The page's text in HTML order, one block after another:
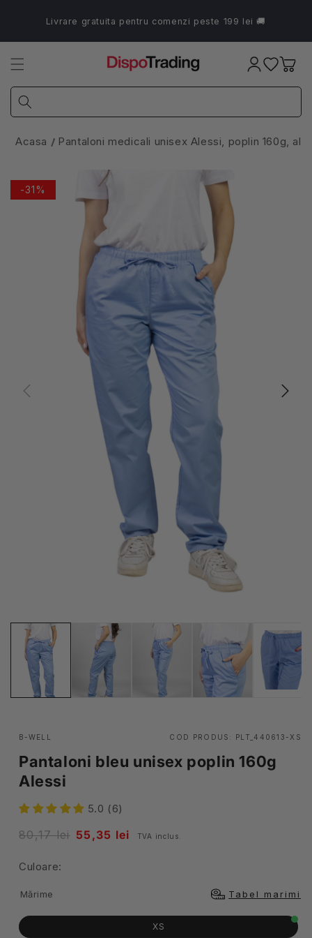
conținutLivrare gratuita pentru comenzi peste 199 lei 🚚
Coș
Acasa Pantaloni medicali unisex Alessi, poplin 160g, alb
-31%
B-WELL COD PRODUS: PLT_440613-XS
Pantaloni bleu unisex poplin 160g
Alessi
5.0 (6)
Pret
80,17 lei Pret
55,35 lei TVA inclus.
Culoare:
Mărime Tabel marimi
XS